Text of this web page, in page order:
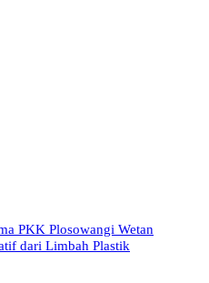
PKK Plosowangi Wetan
dari Limbah Plastik